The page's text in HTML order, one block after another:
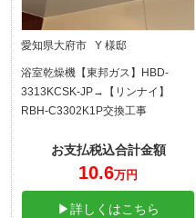
愛知県大府市 Y 様邸
浴室乾燥機【東邦ガス】HBD-
3313KCSK-JP→【リンナイ】
RBH-C3302K1P交換工事
お支払税込合計金額
10.6万円
▶詳しくはこちら